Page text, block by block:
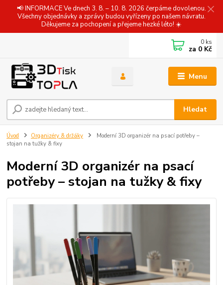
📢 INFORMACE Ve dnech 3. 8. – 10. 8. 2026 čerpáme dovolenou.
Všechny objednávky a zprávy budou vyřízeny po našem návratu.
Děkujeme za pochopení a přejeme hezké léto! ☀️
Menu
Hledat
0 ks
za 0 Kč
Úvod Organizéry & držáky
Moderní 3D organizér na psací potřeby –
stojan na tužky & fixy
Moderní 3D organizér na psací
potřeby – stojan na tužky & fixy